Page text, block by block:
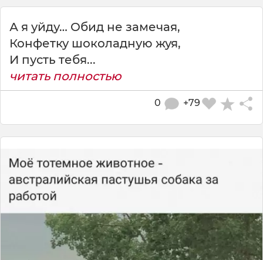
А я уйду… Обид не замечая,
Конфетку шоколадную жуя,
И пусть тебя...
читать полностью
+79
0